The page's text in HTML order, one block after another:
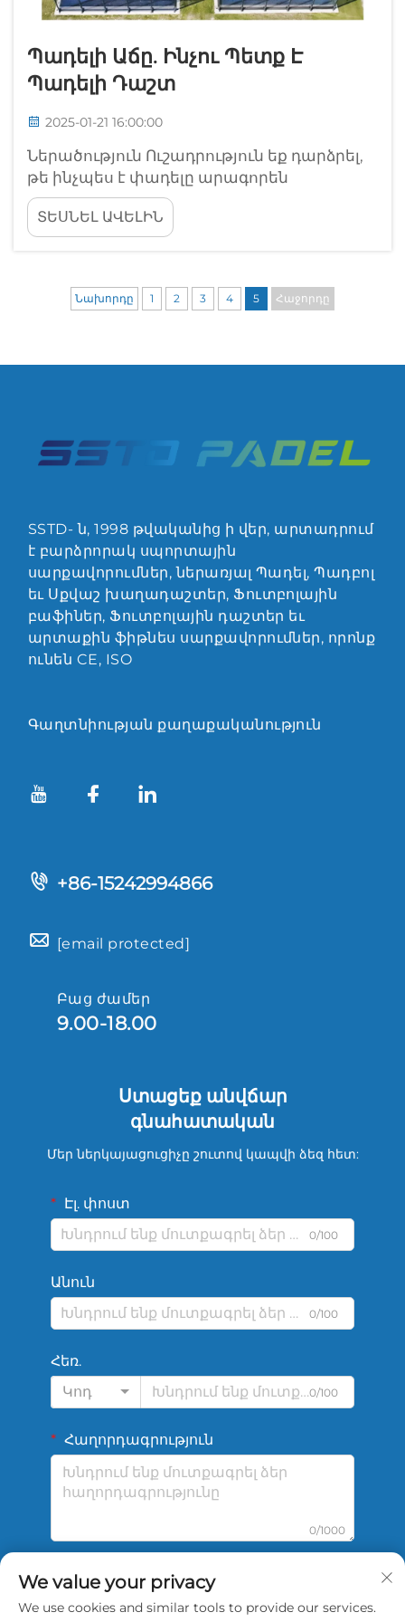
Պադելի Աճը. Ինչու Պետք Է
Պադելի Դաշտ
2025-01-21 16:00:00
Ներածություն Ուշադրություն եք դարձրել,
թե ինչպես է փադելը արագորեն
տիրապետում սպորտի աշխարհին: Այդ
իսկ պատճառով էլ զարմանալի չէ: Այս
մարզաձևը համատեղում է զվարճանքը,
սոցիալական հաղորդակցությունը
այնպես, որ դիմադրելը դժվարանում ես: Ե
ՏԵՍՆԵԼ ԱՎԵԼԻՆ
Նախորդը 1 2 3 4 5 Հաջորդը
SSTD- ն, 1998 թվականից ի վեր, արտադրում
է բարձրորակ սպորտային
սարքավորումներ, ներառյալ Պադել, Պադբոլ
եւ Սքվաշ խաղադաշտեր, Ֆուտբոլային
բաֆիներ, Ֆուտբոլային դաշտեր եւ
արտաքին ֆիթնես սարքավորումներ, որոնք
ունեն CE, ISO
Գաղտնիության քաղաքականություն
+86-15242994866
[email protected]
Բաց ժամեր
9.00-18.00
Ստացեք անվճար
գնահատական
Մեր ներկայացուցիչը շուտով կապվի ձեզ հետ:
Էլ. փոստ
0/100
Անուն
0/100
Հեռ.
Կոդ
0/100
Հաղորդագրություն
0/1000
Ուղարկել
We value your privacy
We use cookies and similar tools to provide our services.